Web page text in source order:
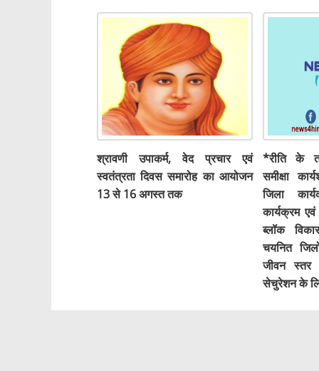
श्रावणी उपाकर्म, वेद प्रचार एवं
स्वतंत्रता दिवस समारोह का आयोजन
13 से 16 अगस्त तक
*रीति के
समीक्षा
जिला
कार्यक्रम
ब्लॉक
चयनित
जीवन
सेचुरेशन के